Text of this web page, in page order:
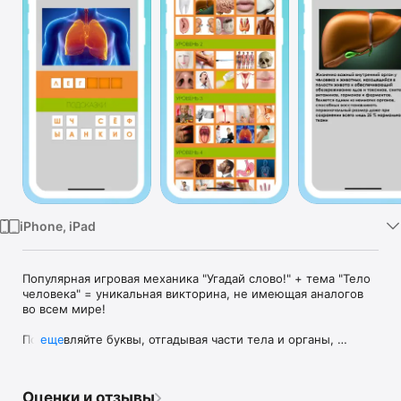
TV
iPhone, iPad
Популярная игровая механика "Угадай слово!" + тема "Тело
человека" = уникальная викторина, не имеющая аналогов
во всем мире!
Подставляйте буквы, отгадывая части тела и органы,
еще
Оценки и отзывы